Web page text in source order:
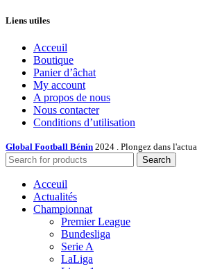
Liens utiles
Acceuil
Boutique
Panier d’âchat
My account
A propos de nous
Nous contacter
Conditions d’utilisation
Global Football Bénin 2024 . Plongez dans
Search
Acceuil
Actualités
Championnat
Premier League
Bundesliga
Serie A
LaLiga